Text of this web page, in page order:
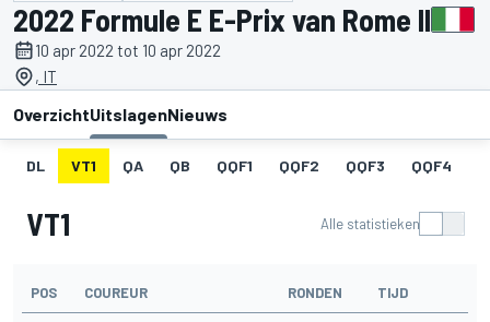
2022 Formule E E-Prix van Rome II
10 apr 2022 tot 10 apr 2022
, IT
OverzichtUitslagenNieuws
DL VT1 QA QB QQF1 QQF2 QQF3 QQF4
VT1 Alle statistieken
POS COUREUR RONDEN TIJD